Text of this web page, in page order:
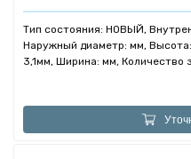
Тип состояния: НОВЫЙ,
Наружный диаметр: мм,
3,1мм, Ширина: мм, Количество